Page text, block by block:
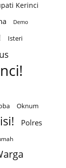
Kerinci
Demo
Isteri
Oknum
Polres